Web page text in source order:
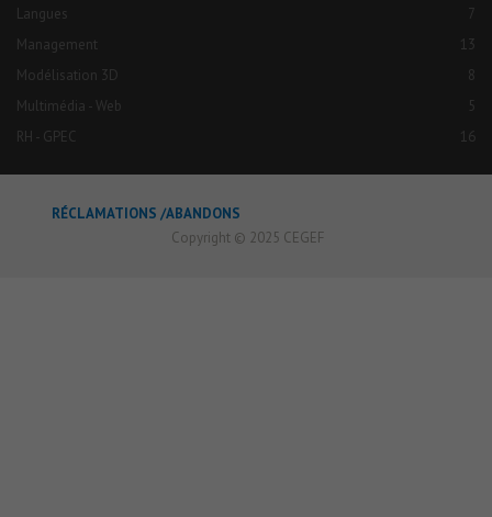
Langues
7
Management
13
Modélisation 3D
8
Multimédia - Web
5
RH - GPEC
16
RÉCLAMATIONS /ABANDONS
Copyright © 2025 CEGEF